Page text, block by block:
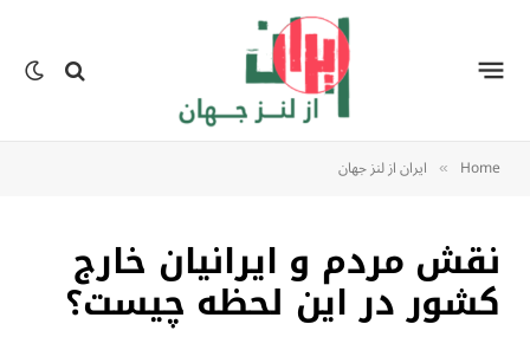
Home
» ایران از لنز جهان
نقش مردم و ایرانیان خارج
کشور در این لحظه چیست؟